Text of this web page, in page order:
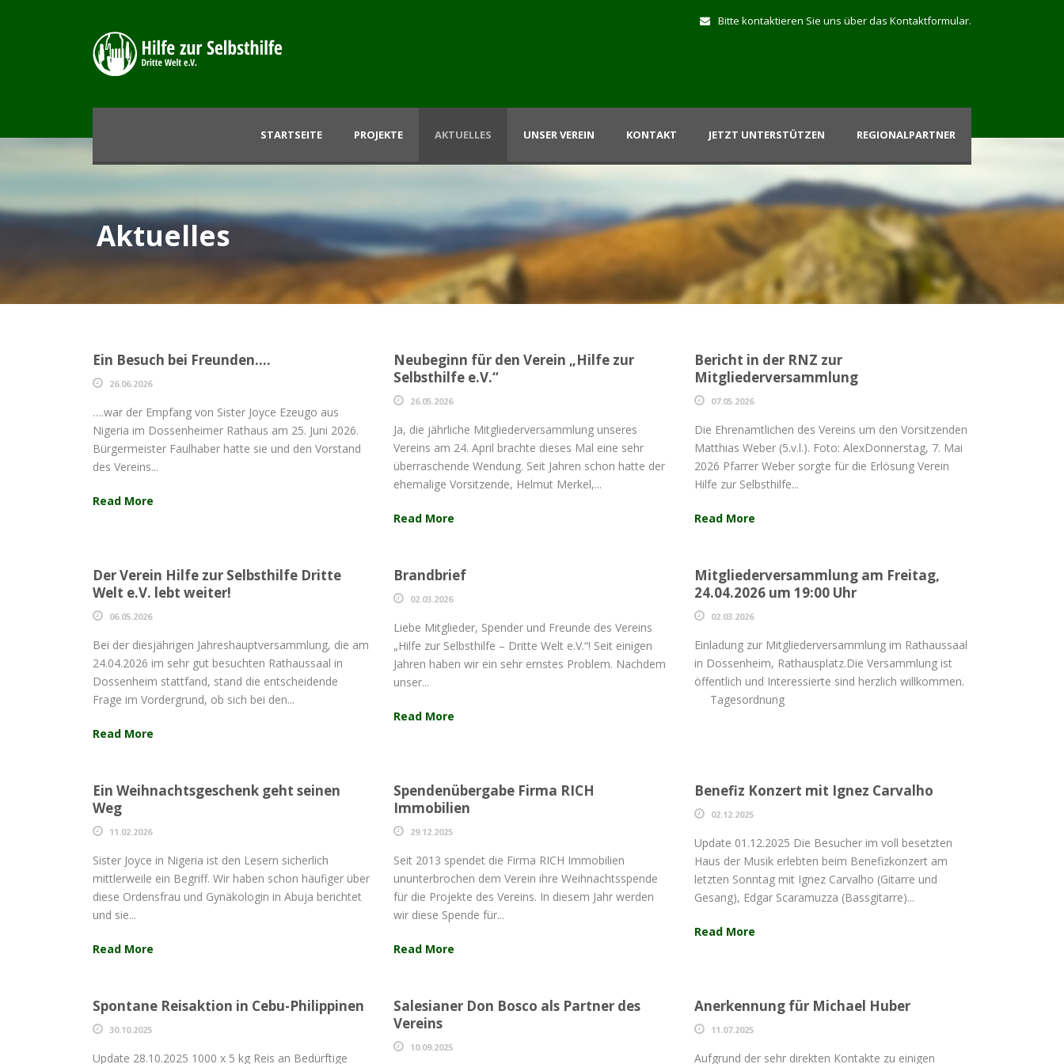
Bitte kontaktieren Sie uns über das Kontaktformular.
STARTSEITE PROJEKTE AKTUELLES UNSER VEREIN KONTAKT JETZT UNTERSTÜTZEN REGIONALPARTNER
Aktuelles
Ein Besuch bei Freunden….
26.06.2026
….war der Empfang von Sister Joyce Ezeugo aus
Nigeria im Dossenheimer Rathaus am 25. Juni 2026.
Bürgermeister Faulhaber hatte sie und den Vorstand
des Vereins...
Read More
Neubeginn für den Verein „Hilfe zur
Selbsthilfe e.V.“
26.05.2026
Ja, die jährliche Mitgliederversammlung unseres
Vereins am 24. April brachte dieses Mal eine sehr
überraschende Wendung. Seit Jahren schon hatte der
ehemalige Vorsitzende, Helmut Merkel,...
Read More
Bericht in der RNZ zur
Mitgliederversammlung
07.05.2026
Die Ehrenamtlichen des Vereins um den Vorsitzenden
Matthias Weber (5.v.l.). Foto: AlexDonnerstag, 7. Mai
2026 Pfarrer Weber sorgte für die Erlösung Verein
Hilfe zur Selbsthilfe...
Read More
Der Verein Hilfe zur Selbsthilfe Dritte
Welt e.V. lebt weiter!
06.05.2026
Bei der diesjährigen Jahreshauptversammlung, die am
24.04.2026 im sehr gut besuchten Rathaussaal in
Dossenheim stattfand, stand die entscheidende
Frage im Vordergrund, ob sich bei den...
Read More
Brandbrief
02.03.2026
Liebe Mitglieder, Spender und Freunde des Vereins
„Hilfe zur Selbsthilfe – Dritte Welt e.V.“! Seit einigen
Jahren haben wir ein sehr ernstes Problem. Nachdem
unser...
Read More
Mitgliederversammlung am Freitag,
24.04.2026 um 19:00 Uhr
02.03.2026
Einladung zur Mitgliederversammlung im Rathaussaal
in Dossenheim, Rathausplatz.Die Versammlung ist
öffentlich und Interessierte sind herzlich willkommen.
Tagesordnung
Ein Weihnachtsgeschenk geht seinen
Weg
11.02.2026
Sister Joyce in Nigeria ist den Lesern sicherlich
mittlerweile ein Begriff. Wir haben schon häufiger über
diese Ordensfrau und Gynäkologin in Abuja berichtet
und sie...
Read More
Spendenübergabe Firma RICH
Immobilien
29.12.2025
Seit 2013 spendet die Firma RICH Immobilien
ununterbrochen dem Verein ihre Weihnachtsspende
für die Projekte des Vereins. In diesem Jahr werden
wir diese Spende für...
Read More
Benefiz Konzert mit Ignez Carvalho
02.12.2025
Update 01.12.2025 Die Besucher im voll besetzten
Haus der Musik erlebten beim Benefizkonzert am
letzten Sonntag mit Ignez Carvalho (Gitarre und
Gesang), Edgar Scaramuzza (Bassgitarre)...
Read More
Spontane Reisaktion in Cebu-Philippinen
30.10.2025
Update 28.10.2025 1000 x 5 kg Reis an Bedürftige
Salesianer Don Bosco als Partner des
Vereins
10.09.2025
Anerkennung für Michael Huber
11.07.2025
Aufgrund der sehr direkten Kontakte zu einigen